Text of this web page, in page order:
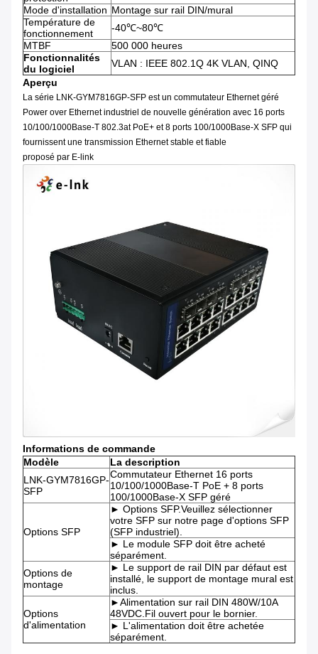
Mode d'installation Montage sur rail DIN/mural
Température de
fonctionnement
-40℃~80℃
MTBF
500 000 heures
Fonctionnalités
du logiciel
VLAN : IEEE 802.1Q 4K VLAN, QINQ
Aperçu
La série LNK-GYM7816GP-SFP est un commutateur Ethernet géré
Power over Ethernet industriel de nouvelle génération avec 16 ports
10/100/1000Base-T 802.3at PoE+ et 8 ports 100/1000Base-X SFP qui
fournissent une transmission Ethernet stable et fiable
proposé par E-link
Informations de commande
Modèle
La description
LNK-GYM7816GP-
SFP
Commutateur Ethernet 16 ports
10/100/1000Base-T PoE + 8 ports
100/1000Base-X SFP géré
Options SFP
► Options SFP.Veuillez sélectionner
votre SFP sur notre page d'options SFP
(SFP industriel).
► Le module SFP doit être acheté
séparément.
Options de
montage
► Le support de rail DIN par défaut est
installé, le support de montage mural est
inclus.
Options
d'alimentation
►Alimentation sur rail DIN 480W/10A
48VDC.Fil ouvert pour le bornier.
► L'alimentation doit être achetée
séparément.